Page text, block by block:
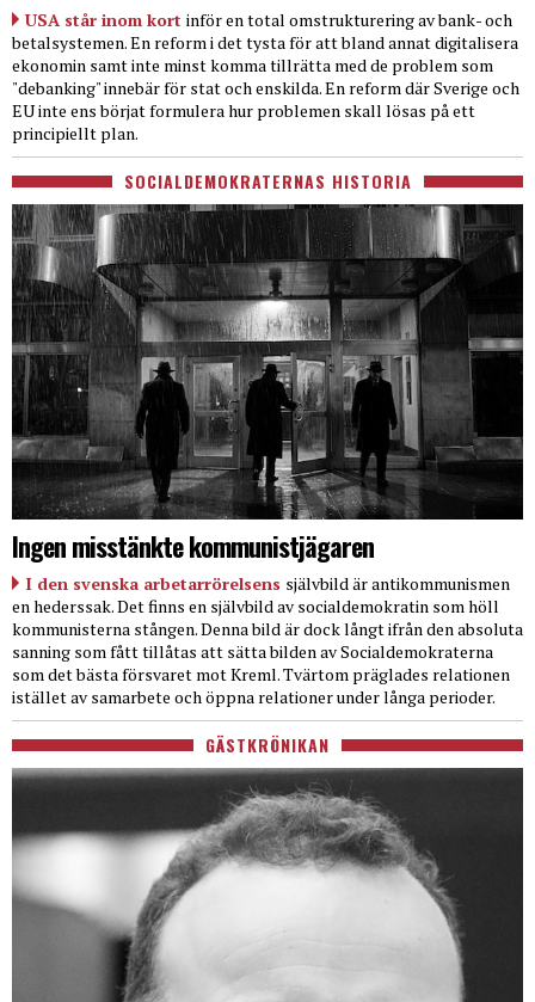
USA står inom kort inför en total omstrukturering av bank- och
betalsystemen. En reform i det tysta för att bland annat digitalisera
ekonomin samt inte minst komma tillrätta med de problem som
"debanking" innebär för stat och enskilda. En reform där Sverige och
EU inte ens börjat formulera hur problemen skall lösas på ett
principiellt plan.
SOCIALDEMOKRATERNAS HISTORIA
Ingen misstänkte kommunistjägaren
I den svenska arbetarrörelsens självbild är antikommunismen
en hederssak. Det finns en självbild av socialdemokratin som höll
kommunisterna stången. Denna bild är dock långt ifrån den absoluta
sanning som fått tillåtas att sätta bilden av Socialdemokraterna
som det bästa försvaret mot Kreml. Tvärtom präglades relationen
istället av samarbete och öppna relationer under långa perioder.
GÄSTKRÖNIKAN